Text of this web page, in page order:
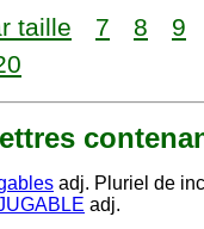
taille 7 8 9
adj. Pluriel de
adj.